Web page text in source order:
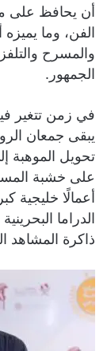
أن يحافظ على
الفن، وما يميزه
والمسرح
الجمهور.
في زمن تتغير
يبقى جمعان
تحويل
على خشبة
أعمالًا خليجية
الدراما
ذاكرة المشاهد